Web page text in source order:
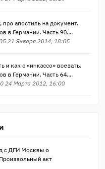
апостиль на документ.
в Германии. Часть 90....
21 Января 2014, 18:05
и как с «инкассо» воевать.
в Германии. Часть 64....
24 Марта 2012, 16:00
с ДГИ Москвы о
акт